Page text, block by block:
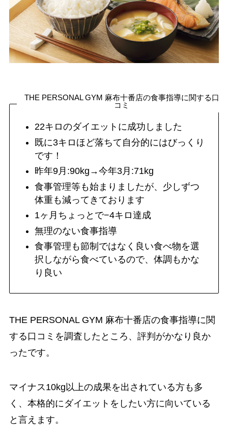
THE PERSONAL GYM 麻布十番店の食事指導に関する口
コミ
22キロのダイエットに成功しました
既に3キロほど落ちて自分的にはびっくり
です！
昨年9月:90kg→今年3月:71kg
食事管理等も始まりましたが、少しずつ
体重も減ってきております
1ヶ月ちょっとで−4キロ達成
無理のない食事指導
食事管理も節制ではなく良い食べ物を選
択しながら食べているので、体調もかな
り良い
THE PERSONAL GYM 麻布十番店の食事指導に関
する口コミを調査したところ、評判がかなり良か
ったです。
マイナス10kg以上の成果を出されている方も多
く、本格的にダイエットをしたい方に向いている
と言えます。